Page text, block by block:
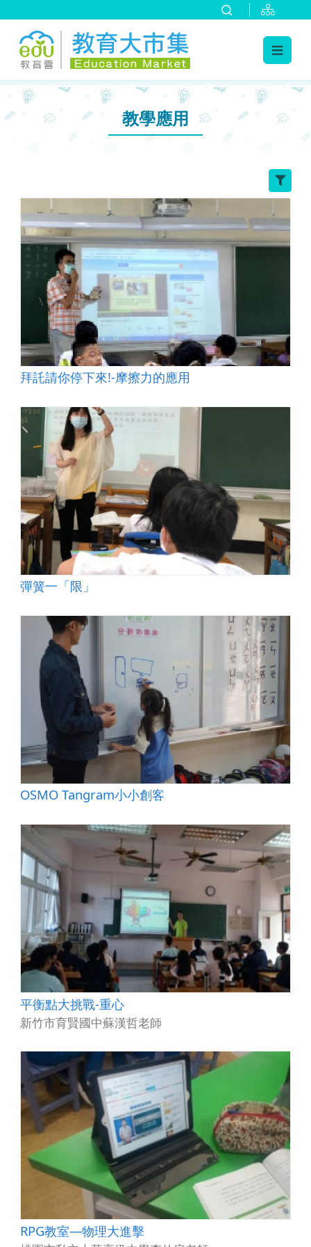
::: 教學應用
拜託請你停下來!-摩擦力的應用
彈簧一「限」
OSMO Tangram小小創客
平衡點大挑戰-重心
新竹市育賢國中蘇漢哲老師
RPG教室—物理大進擊